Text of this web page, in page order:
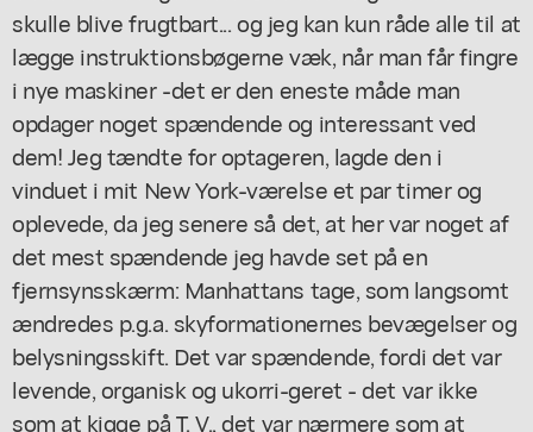
skulle blive frugtbart... og jeg kan kun råde alle til at
lægge instruktionsbøgerne væk, når man får fingre
i nye maskiner -det er den eneste måde man
opdager noget spændende og interessant ved
dem! Jeg tændte for optageren, lagde den i
vinduet i mit New York-værelse et par timer og
oplevede, da jeg senere så det, at her var noget af
det mest spændende jeg havde set på en
fjernsynsskærm: Manhattans tage, som langsomt
ændredes p.g.a. skyformationernes bevægelser og
belysningsskift. Det var spændende, fordi det var
levende, organisk og ukorri-geret - det var ikke
som at kigge på T. V., det var nærmere som at